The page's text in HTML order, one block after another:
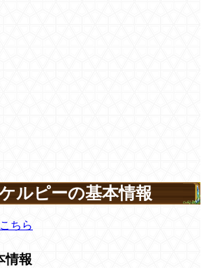
ルピーの基本情報
ちら
情報